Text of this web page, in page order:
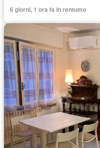
6 giorni, 1 ora fa in rentumo